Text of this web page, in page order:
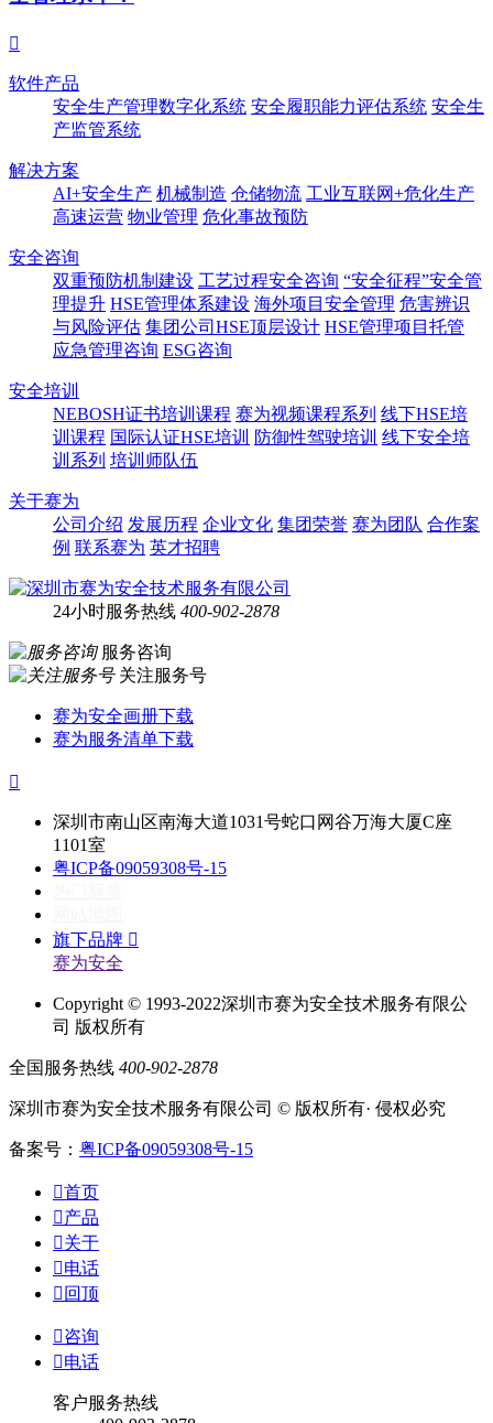

软件产品
安全生产管理数字化系统 安全履职能力评估系统 安全生
产监管系统
解决方案
AI+安全生产 机械制造 仓储物流 工业互联网+危化生产
高速运营 物业管理 危化事故预防
安全咨询
双重预防机制建设 工艺过程安全咨询 “安全征程”安全管
理提升 HSE管理体系建设 海外项目安全管理 危害辨识
与风险评估 集团公司HSE顶层设计 HSE管理项目托管
应急管理咨询 ESG咨询
安全培训
NEBOSH证书培训课程 赛为视频课程系列 线下HSE培
训课程 国际认证HSE培训 防御性驾驶培训 线下安全培
训系列 培训师队伍
关于赛为
公司介绍 发展历程 企业文化 集团荣誉 赛为团队 合作案
例 联系赛为 英才招聘
24小时服务热线 400-902-2878
服务咨询
关注服务号
赛为安全画册下载
赛为服务清单下载

深圳市南山区南海大道1031号蛇口网谷万海大厦C座
1101室
粤ICP备09059308号-15
旗下品牌 
赛为安全
Copyright © 1993-2022深圳市赛为安全技术服务有限公
司 版权所有
全国服务热线 400-902-2878
深圳市赛为安全技术服务有限公司 © 版权所有· 侵权必究
备案号： 粤ICP备09059308号-15
首页
产品
关于
电话
 回顶
咨询
电话
客户服务热线